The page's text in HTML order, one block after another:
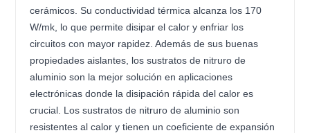
cerámicos. Su conductividad térmica alcanza los 170
W/mk, lo que permite disipar el calor y enfriar los
circuitos con mayor rapidez. Además de sus buenas
propiedades aislantes, los sustratos de nitruro de
aluminio son la mejor solución en aplicaciones
electrónicas donde la disipación rápida del calor es
crucial. Los sustratos de nitruro de aluminio son
resistentes al calor y tienen un coeficiente de expansión